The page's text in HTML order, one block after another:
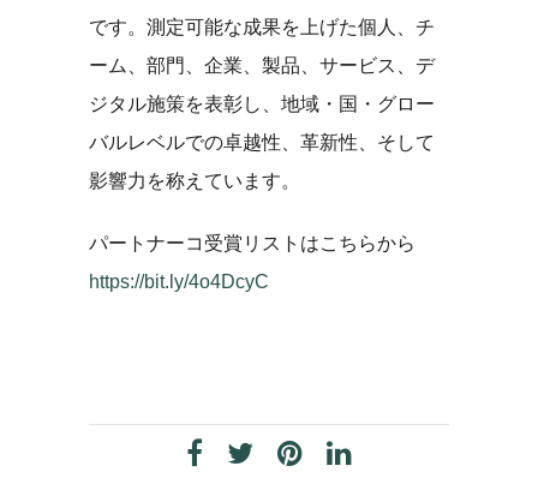
です。測定可能な成果を上げた個人、チ
ーム、部門、企業、製品、サービス、デ
ジタル施策を表彰し、地域・国・グロー
バルレベルでの卓越性、革新性、そして
影響力を称えています。
パートナーコ受賞リストはこちらから
https://bit.ly/4o4DcyC